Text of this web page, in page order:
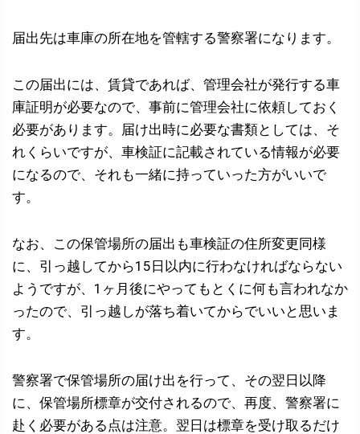
届出先は車庫の所在地を管轄する警察署になります。
この届出には、賃貸であれば、管理会社が発行する車
庫証明が必要なので、事前に管理会社に依頼しておく
必要があります。届け出時に必要な書類としては、そ
れくらいですが、車検証に記載されている情報が必要
になるので、それも一緒に持っていった方がいいで
す。
なお、この保管場所の届出も車検証の住所変更同様
に、引っ越してから15日以内に行わなければならない
ようですが、1ヶ月後にやってもとくに何も言われなか
ったので、引っ越しが落ち着いてからでいいと思いま
す。
警察署で保管場所の届け出を行って、その翌日以降
に、保管場所標章が交付されるので、再度、警察署に
赴く必要がある点は注意。翌日は標章を受け取るだけ